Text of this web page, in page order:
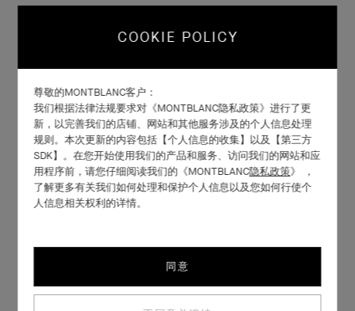
COOKIE POLICY
尊敬的MONTBLANC客户：
我们根据法律法规要求对《MONTBLANC隐私政策》进行了更
新，以完善我们的店铺、网站和其他服务涉及的个人信息处理
规则。本次更新的内容包括【个人信息的收集】以及【第三方
SDK】。在您开始使用我们的产品和服务、访问我们的网站和应
用程序前，请您仔细阅读我们的《MONTBLANC隐私政策》 ，
了解更多有关我们如何处理和保护个人信息以及您如何行使个
人信息相关权利的详情。
同意